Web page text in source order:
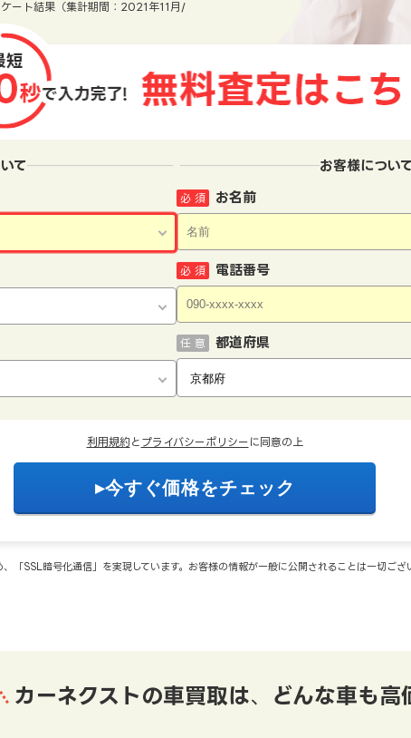
ート結果（集計期間：2021年11月/
て お客様について
お名前
必 須
電話番号
必 須
都道府県
任 意
利用規約 と プライバシーポリシー に同意の上
「SSL暗号化通信」を実現しています。お客様の情報が一般に公開されることは一切ござ
カーネクストの車買取は、 どんな車も高